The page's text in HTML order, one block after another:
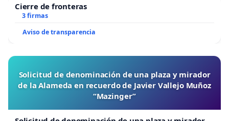
Cierre de fronteras
3 firmas
Aviso de transparencia
Solicitud de denominación de una plaza y mirador
de la Alameda en recuerdo de Javier Vallejo Muñoz
“Mazinger”